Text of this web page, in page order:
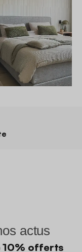
actus
10% offerts